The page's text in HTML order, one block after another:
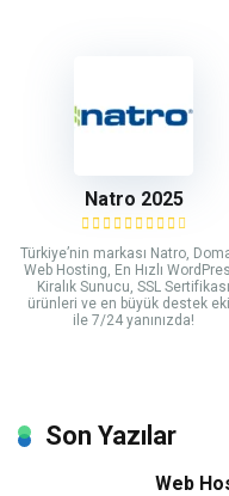
Natro 2025
Türkiye’nin markası Natro,
Web Hosting, En Hızlı
Kiralık Sunucu, SSL Sertifikası
ürünleri ve en büyük destek
ile 7/24 yanınızda!
Son Yazılar
Web